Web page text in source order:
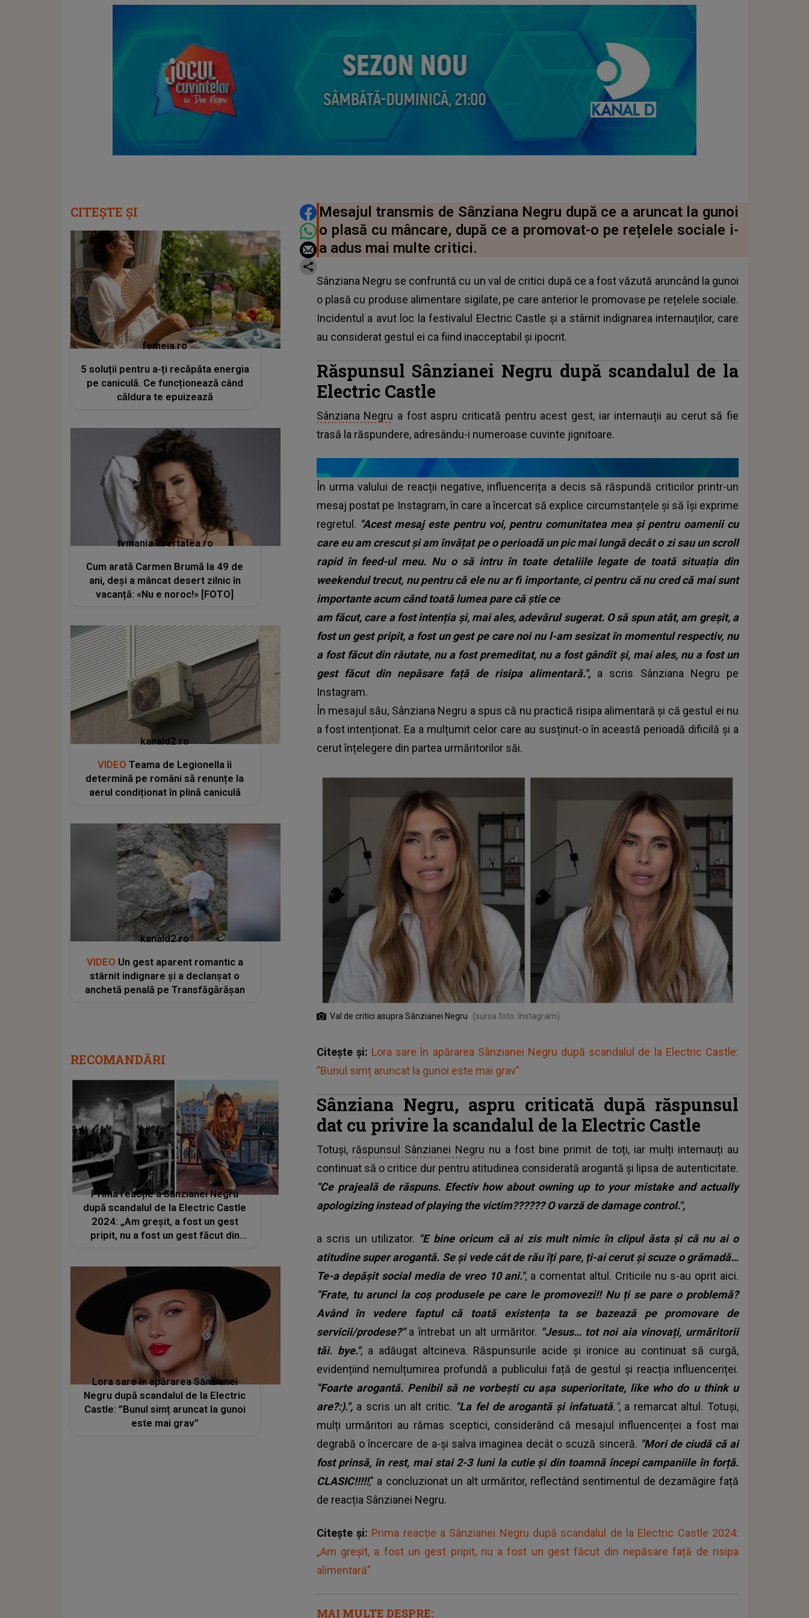
DISTRIBUIE ARTICOLUL
Mesajul transmis de Sânziana Negru după ce a aruncat la gunoi
o plasă cu mâncare, după ce a promovat-o pe rețelele sociale i-
a adus mai multe critici.
Sânziana Negru se confruntă cu un val de critici după ce a fost văzută aruncând la gunoi
o plasă cu produse alimentare sigilate, pe care anterior le promovase pe rețelele sociale.
Incidentul a avut loc la festivalul Electric Castle și a stârnit indignarea internauților, care
au considerat gestul ei ca fiind inacceptabil și ipocrit.
Răspunsul Sânzianei Negru după scandalul de la
Electric Castle
Sânziana Negru a fost aspru criticată pentru acest gest, iar internauții au cerut să fie
trasă la răspundere, adresându-i numeroase cuvinte jignitoare.
În urma valului de reacții negative, influencerița a decis să răspundă criticilor printr-un
mesaj postat pe Instagram, în care a încercat să explice circumstanțele și să își exprime
regretul. "Acest mesaj este pentru voi, pentru comunitatea mea și pentru oamenii cu
care eu am crescut și am învățat pe o perioadă un pic mai lungă decât o zi sau un scroll
rapid în feed-ul meu. Nu o să intru în toate detaliile legate de toată situația din
weekendul trecut, nu pentru că ele nu ar fi importante, ci pentru că nu cred că mai sunt
importante acum când toată lumea pare că știe ce
am făcut, care a fost intenția și, mai ales, adevărul sugerat. O să spun atât, am greșit, a
fost un gest pripit, a fost un gest pe care noi nu l-am sesizat în momentul respectiv, nu
a fost făcut din răutate, nu a fost premeditat, nu a fost gândit și, mai ales, nu a fost un
gest făcut din nepăsare față de risipa alimentară.", a scris Sânziana Negru pe
Instagram.
În mesajul său, Sânziana Negru a spus că nu practică risipa alimentară și că gestul ei nu
a fost intenționat. Ea a mulțumit celor care au susținut-o în această perioadă dificilă și a
cerut înțelegere din partea urmăritorilor săi.
Val de critici asupra Sânzianei Negru (sursa foto: Instagram)
Citește și: Lora sare în apărarea Sânzianei Negru după scandalul de la Electric Castle:
”Bunul simț aruncat la gunoi este mai grav”
Sânziana Negru, aspru criticată după răspunsul
dat cu privire la scandalul de la Electric Castle
Totuși, răspunsul Sânzianei Negru nu a fost bine primit de toți, iar mulți internauți au
continuat să o critice dur pentru atitudinea considerată arogantă și lipsa de autenticitate.
"Ce prajeală de răspuns. Efectiv how about owning up to your mistake and actually
apologizing instead of playing the victim?????? O varză de damage control.",
a scris un utilizator. "E bine oricum că ai zis mult nimic în clipul ăsta și că nu ai o
atitudine super arogantă. Se și vede cât de rău îți pare, ți-ai cerut și scuze o grămadă…
Te-a depășit social media de vreo 10 ani.", a comentat altul. Criticile nu s-au oprit aici.
"Frate, tu arunci la coș produsele pe care le promovezi!! Nu ți se pare o problemă?
Având în vedere faptul că toată existența ta se bazează pe promovare de
servicii/prodese?"a întrebat un alt urmăritor. "Jesus… tot noi aia vinovați, urmăritorii
tăi. bye.", a adăugat altcineva. Răspunsurile acide și ironice au continuat să curgă,
evidențiind nemulțumirea profundă a publicului față de gestul și reacția influenceriței.
"Foarte arogantă. Penibil să ne vorbești cu așa superioritate, like who do u think u
are?:).", a scris un alt critic. "La fel de arogantă și infatuată.", a remarcat altul. Totuși,
mulți urmăritori au rămas sceptici, considerând că mesajul influenceriței a fost mai
degrabă o încercare de a-și salva imaginea decât o scuză sinceră. "Mori de ciudă că ai
fost prinsă, în rest, mai stai 2-3 luni la cutie și din toamnă începi campaniile în forță.
CLASIC!!!!!," a concluzionat un alt urmăritor, reflectând sentimentul de dezamăgire față
de reacția Sânzianei Negru.
Citește și: Prima reacție a Sânzianei Negru după scandalul de la Electric Castle 2024:
„Am greșit, a fost un gest pripit, nu a fost un gest făcut din nepăsare față de risipa
alimentară”
MAI MULTE DESPRE:
CITEȘTE ȘI
femeia.ro
5 soluții pentru a-ți recăpăta energia
pe caniculă. Ce funcționează când
căldura te epuizează
tvmania.libertatea.ro
Cum arată Carmen Brumă la 49 de
ani, deși a mâncat desert zilnic în
vacanță: «Nu e noroc!» [FOTO]
kanald2.ro
VIDEO Teama de Legionella îi
determină pe români să renunțe la
aerul condiționat în plină caniculă
kanald2.ro
VIDEO Un gest aparent romantic a
stârnit indignare și a declanșat o
anchetă penală pe Transfăgărășan
RECOMANDĂRI
Prima reacție a Sânzianei Negru
după scandalul de la Electric Castle
2024: „Am greșit, a fost un gest
pripit, nu a fost un gest făcut din
Lora sare în apărarea Sânzianei
Negru după scandalul de la Electric
Castle: ”Bunul simț aruncat la gunoi
este mai grav”